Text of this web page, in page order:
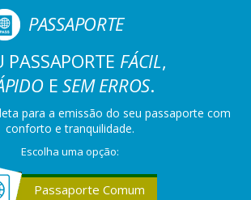
PASSAPORTE
PASSAPORTE FÁCIL,
ESEM ERROS.
para a emissão do seu passaporte com
conforto e tranquilidade.
Escolha uma opção:
Passaporte Comum